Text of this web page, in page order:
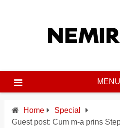
MENU
Home
Special
Guest post: Cum m-a prins